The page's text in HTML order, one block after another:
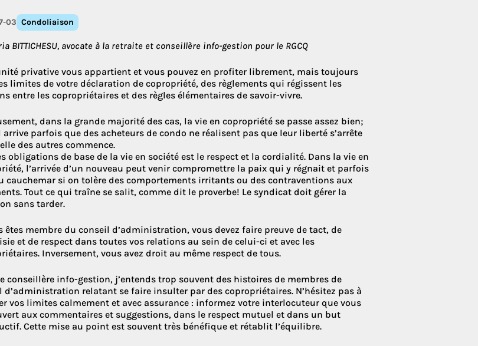
Découvrez le Condoliaison
03 Condoliaison
BITTICHESU, avocate à la retraite et conseillère info-gestion pour le RGCQ
privative vous appartient et vous pouvez en profiter librement, mais toujours
limites de votre déclaration de copropriété, des règlements qui régissent les
entre les copropriétaires et des règles élémentaires de savoir-vivre.
dans la grande majorité des cas, la vie en copropriété se passe assez bien;
parfois que des acheteurs de condo ne réalisent pas que leur liberté s’arrête
des autres commence.
obligations de base de la vie en société est le respect et la cordialité. Dans la vie en
l’arrivée d’un nouveau peut venir compromettre la paix qui y régnait et parfois
cauchemar si on tolère des comportements irritants ou des contraventions aux
Tout ce qui traîne se salit, comme dit le proverbe! Le syndicat doit gérer la
sans tarder.
êtes membre du conseil d’administration, vous devez faire preuve de tact, de
et de respect dans toutes vos relations au sein de celui-ci et avec les
Inversement, vous avez droit au même respect de tous.
conseillère info-gestion, j’entends trop souvent des histoires de membres de
d’administration relatant se faire insulter par des copropriétaires. N’hésitez pas à
vos limites calmement et avec assurance : informez votre interlocuteur que vous
aux commentaires et suggestions, dans le respect mutuel et dans un but
Cette mise au point est souvent très bénéfique et rétablit l’équilibre.